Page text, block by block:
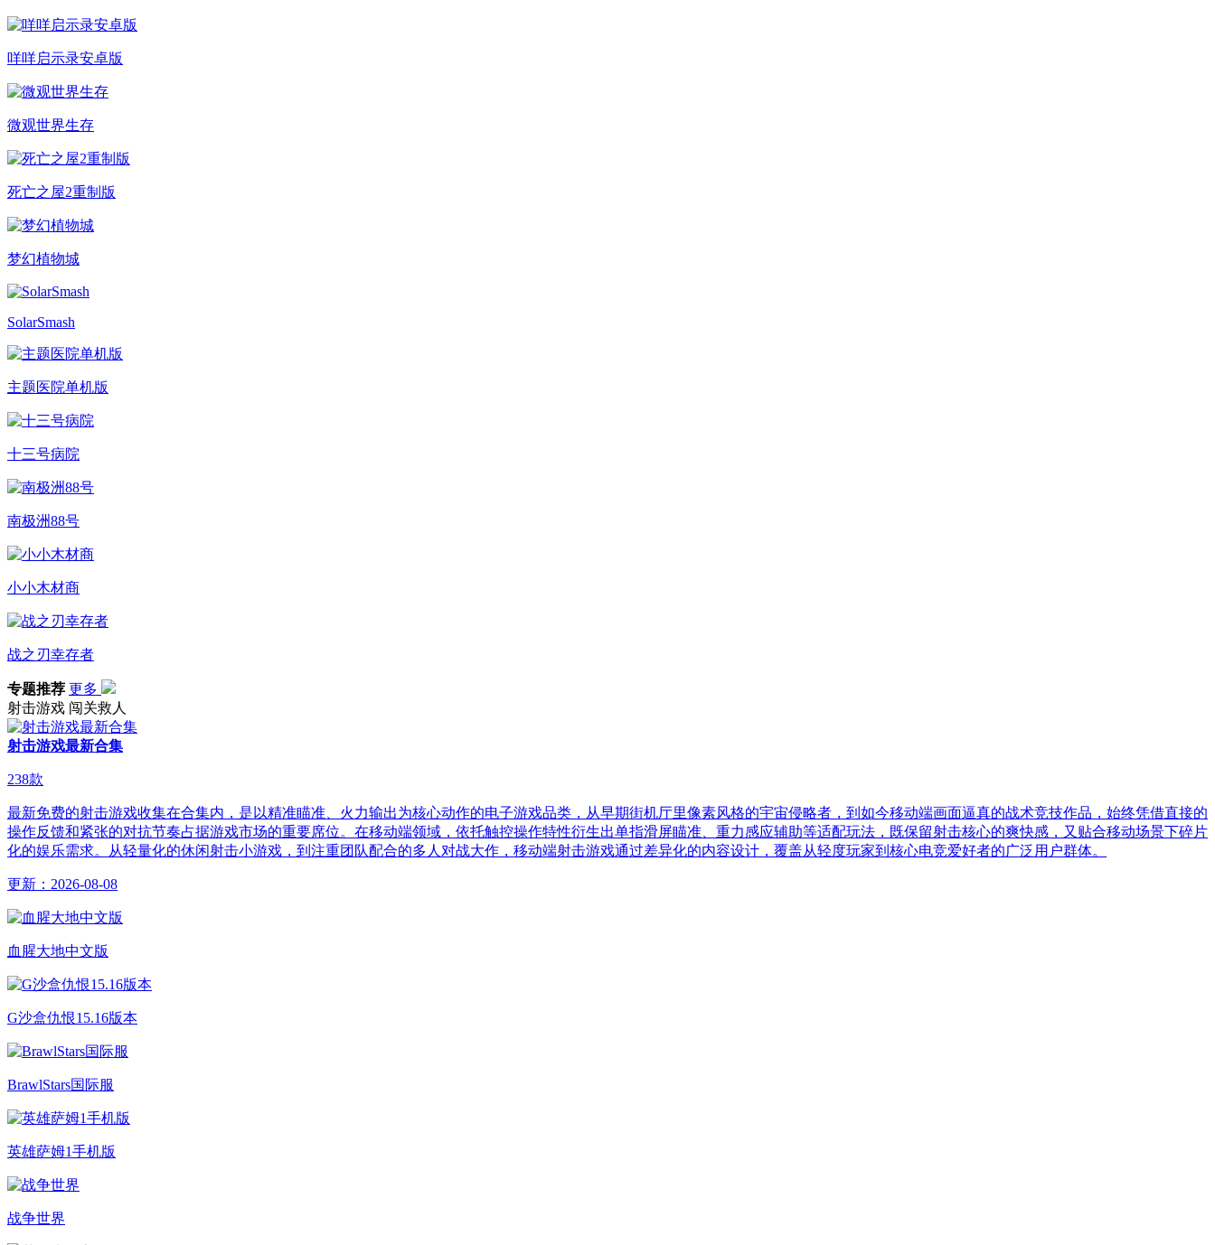
咩咩启示录安卓版
微观世界生存
死亡之屋2重制版
梦幻植物城
SolarSmash
主题医院单机版
十三号病院
南极洲88号
小小木材商
战之刃幸存者
专题推荐 更多
射击游戏 闯关救人
射击游戏最新合集
238款
最新免费的射击游戏收集在合集内，是以精准瞄准、火力输出为核心动作的电子游戏品类，从早期街机厅里像素风格的宇宙侵略者，到如今移动端画面逼真的战术竞技作品，始终凭借直接的
操作反馈和紧张的对抗节奏占据游戏市场的重要席位。在移动端领域，依托触控操作特性衍生出单指滑屏瞄准、重力感应辅助等适配玩法，既保留射击核心的爽快感，又贴合移动场景下碎片
化的娱乐需求。从轻量化的休闲射击小游戏，到注重团队配合的多人对战大作，移动端射击游戏通过差异化的内容设计，覆盖从轻度玩家到核心电竞爱好者的广泛用户群体。
更新： 2026-08-08
血腥大地中文版
G沙盒仇恨15.16版本
BrawlStars国际服
英雄萨姆1手机版
战争世界